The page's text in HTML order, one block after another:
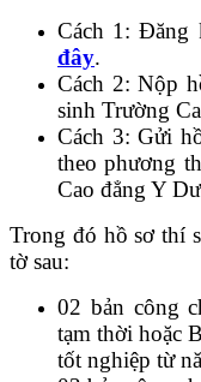
Cách 1: Đăng
đây.
Cách 2: Nộp
sinh Trường
Cách 3: Gửi
theo phương
Cao đẳng Y
Trong đó hồ sơ thí
tờ sau:
02 bản công
tạm thời hoặc
tốt nghiệp từ